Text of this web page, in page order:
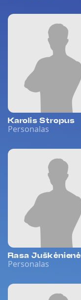
Karolis Stropus
Personalas
Rasa Juškėnienė
Personalas